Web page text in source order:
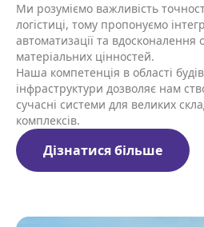
Ми розуміємо важливість
логістиці, тому пропонуємо
автоматизації та вдосконалення
матеріальних цінностей.
Наша компетенція в області
інфраструктури дозволяє нам
сучасні системи для великих
комплексів.
Дізнатися більше